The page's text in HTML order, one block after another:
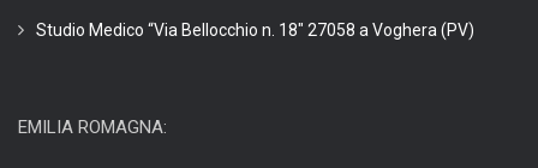
Studio Medico “Via Bellocchio n. 18″ 27058 a Voghera (PV)
EMILIA ROMAGNA: